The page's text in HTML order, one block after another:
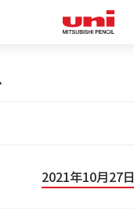
2021年10月27日